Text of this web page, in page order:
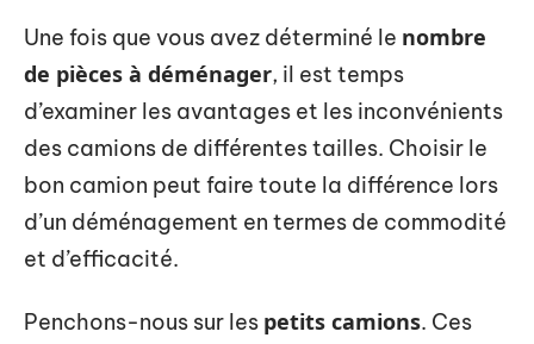
Une fois que vous avez déterminé le nombre
de pièces à déménager, il est temps
d’examiner les avantages et les inconvénients
des camions de différentes tailles. Choisir le
bon camion peut faire toute la différence lors
d’un déménagement en termes de commodité
et d’efficacité.
Penchons-nous sur les petits camions. Ces